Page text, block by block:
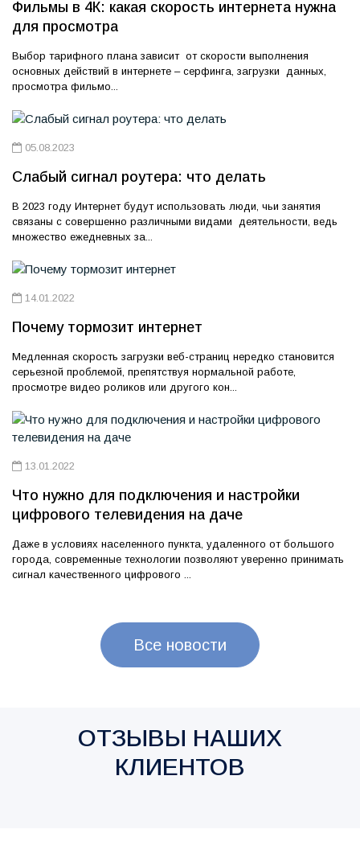
Фильмы в 4К: какая скорость интернета нужна
для просмотра
Выбор тарифного плана зависит от скорости выполнения
основных действий в интернете – серфинга, загрузки данных,
просмотра фильмо...
05.08.2023
Слабый сигнал роутера: что делать
В 2023 году Интернет будут использовать люди, чьи занятия
связаны с совершенно различными видами деятельности, ведь
множество ежедневных за...
14.01.2022
Почему тормозит интернет
Медленная скорость загрузки веб-страниц нередко становится
серьезной проблемой, препятствуя нормальной работе,
просмотре видео роликов или другого кон...
13.01.2022
Что нужно для подключения и настройки
цифрового телевидения на даче
Даже в условиях населенного пункта, удаленного от большого
города, современные технологии позволяют уверенно принимать
сигнал качественного цифрового ...
Все новости
ОТЗЫВЫ НАШИХ
КЛИЕНТОВ